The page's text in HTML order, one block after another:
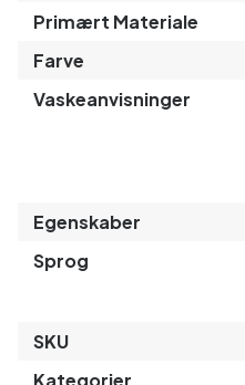
Primært Materiale
Farve
Vaskeanvisninger
Egenskaber
Sprog
SKU
Kategorier